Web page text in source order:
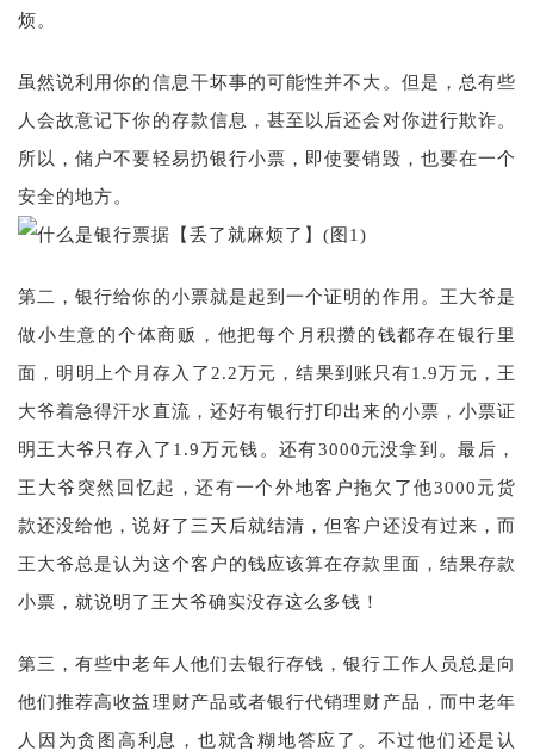
烦。
虽然说利用你的信息干坏事的可能性并不大。但是，总有些
人会故意记下你的存款信息，甚至以后还会对你进行欺诈。
所以，储户不要轻易扔银行小票，即使要销毁，也要在一个
安全的地方。
第二，银行给你的小票就是起到一个证明的作用。王大爷是
做小生意的个体商贩，他把每个月积攒的钱都存在银行里
面，明明上个月存入了2.2万元，结果到账只有1.9万元，王
大爷着急得汗水直流，还好有银行打印出来的小票，小票证
明王大爷只存入了1.9万元钱。还有3000元没拿到。最后，
王大爷突然回忆起，还有一个外地客户拖欠了他3000元货
款还没给他，说好了三天后就结清，但客户还没有过来，而
王大爷总是认为这个客户的钱应该算在存款里面，结果存款
小票，就说明了王大爷确实没存这么多钱！
第三，有些中老年人他们去银行存钱，银行工作人员总是向
他们推荐高收益理财产品或者银行代销理财产品，而中老年
人因为贪图高利息，也就含糊地答应了。不过他们还是认